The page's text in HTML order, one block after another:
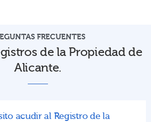
FRECUENTES
de la Propiedad de
Alicante.
acudir al Registro de la